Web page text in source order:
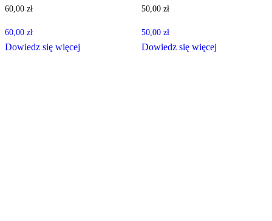
60,00 zł
60,00 zł
Dowiedz się więcej
50,00 zł
50,00 zł
Dowiedz się więcej